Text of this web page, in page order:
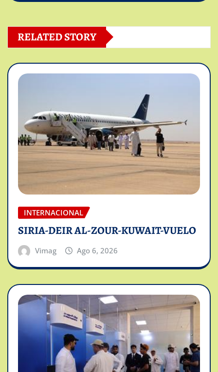
RELATED STORY
INTERNACIONAL
SIRIA-DEIR AL-ZOUR-KUWAIT-VUELO
Vimag Ago 6, 2026